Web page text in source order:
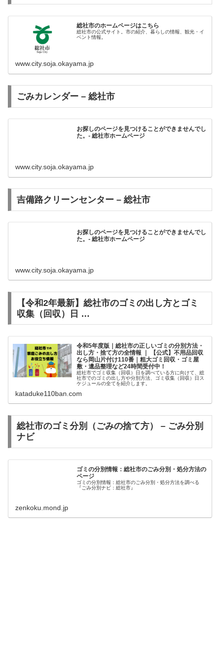
総社市のホームページはこちら
総社市の公式サイト。市の紹介、暮らしの情報、観光・イ
ベント情報。
www.city.soja.okayama.jp
ごみカレンダー – 総社市
お探しのページを見つけることができませんでし
た。- 総社市ホームページ
www.city.soja.okayama.jp
吉備路クリーンセンター – 総社市
お探しのページを見つけることができませんでし
た。- 総社市ホームページ
www.city.soja.okayama.jp
【令和2年最新】総社市のゴミの出し方とゴミ
収集（回収）日 …
令和5年度版｜総社市の正しいゴミの分別方法・
出し方・捨て方の全情報 ｜ 【公式】不用品回収
なら岡山片付け110番｜粗大ゴミ回収・ゴミ屋
敷・遺品整理など24時間受付中！
総社市でゴミ収集（回収）日を調べている方に向けて、総
社市でのゴミの出し方や分別方法、ゴミ収集（回収）日ス
ケジュールの全てを紹介します。
kataduke110ban.com
総社市のゴミ分別（ごみの捨て方） – ごみ分別
ナビ
ゴミの分別情報：総社市のごみ分別・処分方法の
ページ
ゴミの分別情報：総社市のごみ分別・処分方法を調べる
『ごみ分別ナビ：総社市』
zenkoku.mond.jp